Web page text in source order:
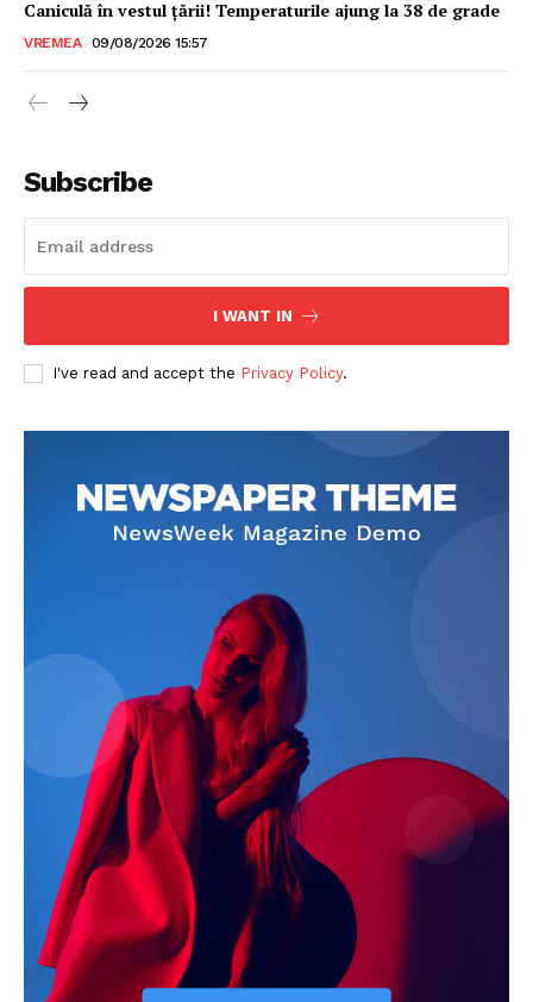
PUBLICĂ GRATUIT ANUNȚUL TĂU!
Publică gratuit anunțul tău!
Emisiuni
Prelucrarea datelor cu caracter personal
Caniculă în vestul țării! Temperaturile ajung la 38 de grade
VREMEA 09/08/2026 15:57
Subscribe
I WANT IN
I've read and accept the Privacy Policy.